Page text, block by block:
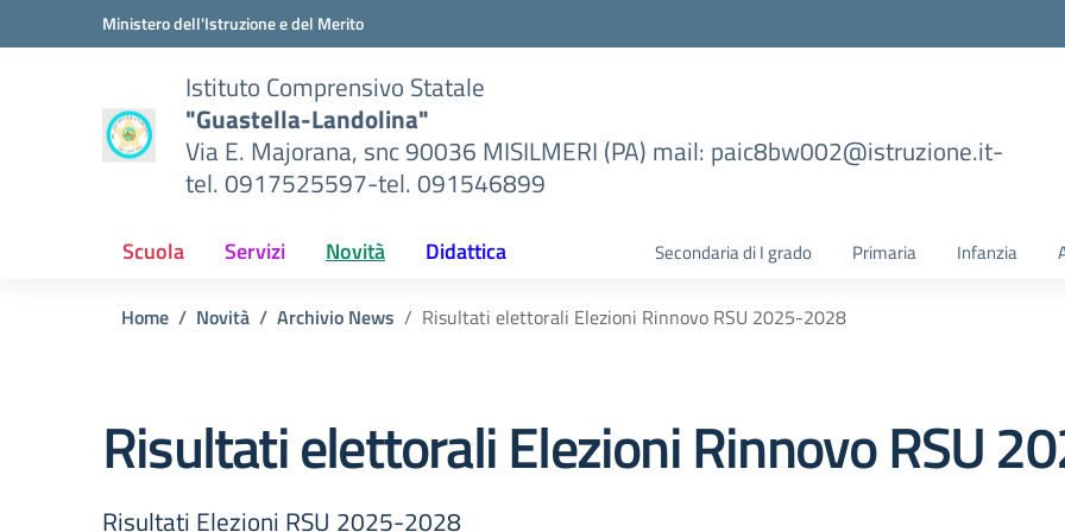
Vai ai contenuti
Vai al menu di navigazioneMinistero dell'Istruzione e del Merito
Istituto Comprensivo Statale
"Guastella-Landolina"
Via E. Majorana, snc 90036 MISILMERI (PA) mail: paic8bw002@istruzione.it-
tel. 0917525597-tel. 091546899
Scuola Servizi Novità Didattica Secondaria di I grado Primaria Infanzia
Home Novità Archivio News Risultati elettorali Elezioni Rinnovo RSU 2025-2028
Risultati elettorali Elezioni Rinnovo RSU
Risultati Elezioni RSU 2025-2028